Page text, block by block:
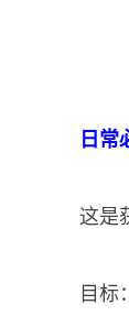
日常
这是
目标